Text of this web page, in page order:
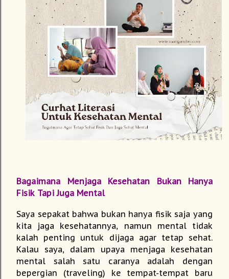
Bagaimana Menjaga Kesehatan Bukan Hanya
Fisik Tapi Juga Mental
Saya sepakat bahwa bukan hanya fisik saja yang
kita jaga kesehatannya, namun mental tidak
kalah penting untuk dijaga agar tetap sehat.
Kalau saya, dalam upaya menjaga kesehatan
mental salah satu caranya adalah dengan
bepergian (traveling) ke tempat-tempat baru